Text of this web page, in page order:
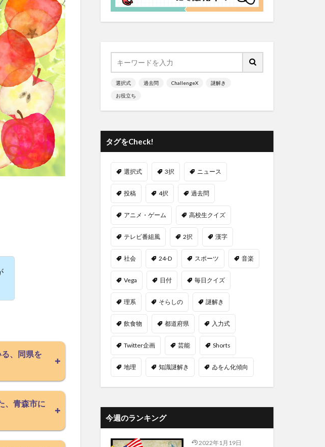
、同県を
、青森市に
選択式 過去問 ChallengeX 謎解き
お役立ち
タグをCheck!
選択式 3択 ニュース
投稿 4択 過去問
アニメ・ゲーム 高校生クイズ
テレビ番組風 2択 漢字
社会 24-D スポーツ 音楽
Vega 日付 毎日クイズ
理系 そらしの 謎解き
飲食物 都道府県 入力式
Twitter企画 芸能 Shorts
地理 知識謎解き ゐをん化傾向
今週のランキング
2022年1月19日